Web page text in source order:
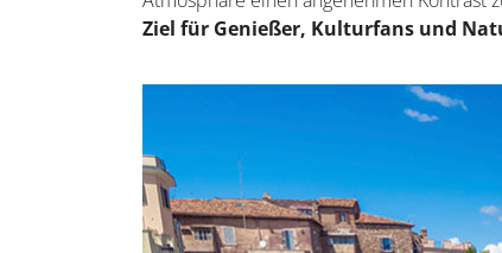
Ziel für Genießer, Kulturfans und